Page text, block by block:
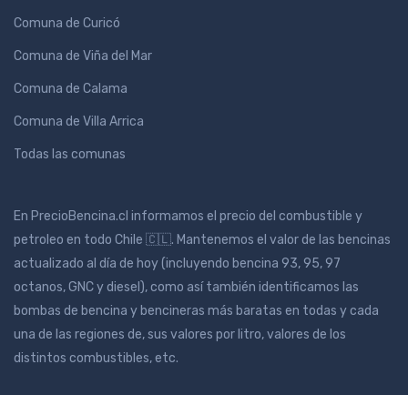
Comuna de Curicó
Comuna de Viña del Mar
Comuna de Calama
Comuna de Villa Arrica
Todas las comunas
En PrecioBencina.cl informamos el precio del combustible y
petroleo en todo Chile 🇨🇱. Mantenemos el valor de las bencinas
actualizado al día de hoy (incluyendo bencina 93, 95, 97
octanos, GNC y diesel), como así también identificamos las
bombas de bencina y bencineras más baratas en todas y cada
una de las regiones de, sus valores por litro, valores de los
distintos combustibles, etc.